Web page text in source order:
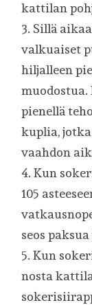
kattilan
3. Sillä
valkuaiset
hiljalleen
muodostua.
pienellä
kuplia,
vaahdon
4. Kun
105
seos
5. Kun
nosta